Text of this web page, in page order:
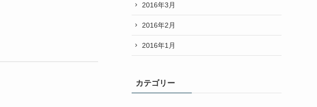
2016年3月
2016年2月
2016年1月
カテゴリー